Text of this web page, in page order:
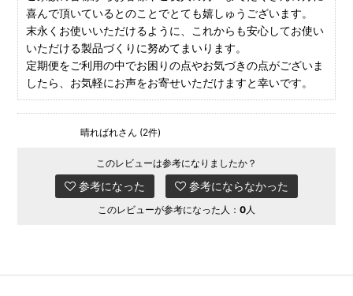
喜んで頂いているとのことでとても嬉しゅうございます。
末永くお使いいただけるように、これからも安心してお使い
いただける製品づくりに努めてまいります。
定期便をご利用の中でお困りの点やお気づきの点がございま
したら、お気軽にお声をお寄せいただけますと幸いです。
晴ればれさん (2件)
このレビューは参考になりましたか？
参考になった 参考にならなかった
このレビューが参考になった人： 0人